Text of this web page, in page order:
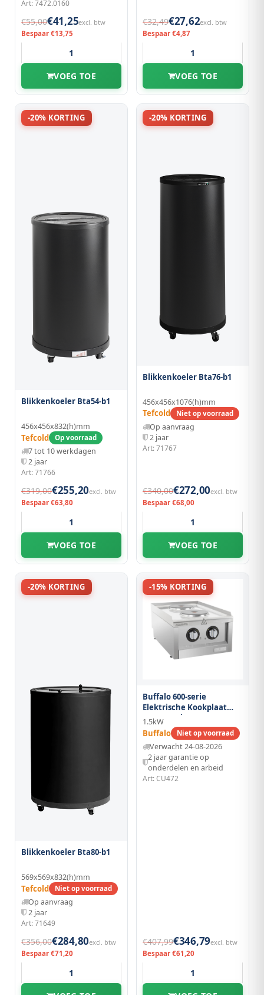
Art: 7472.0160
€55,00€41,25excl. btw
Bespaar €13,75
VOEG TOE
€32,49€27,62excl. btw
Bespaar €4,87
VOEG TOE
-20% KORTING
Blikkenkoeler Bta54-b1
456x456x832(h)mm
Tefcold Op voorraad
7 tot 10 werkdagen
2 jaar
Art: 71766
€319,00€255,20excl. btw
Bespaar €63,80
VOEG TOE
-20% KORTING
Blikkenkoeler Bta76-b1
456x456x1076(h)mm
Tefcold Niet op voorraad
Op aanvraag
2 jaar
Art: 71767
€340,00€272,00excl. btw
Bespaar €68,00
VOEG TOE
-20% KORTING
Blikkenkoeler Bta80-b1
569x569x832(h)mm
Tefcold Niet op voorraad
Op aanvraag
2 jaar
Art: 71649
€356,00€284,80excl. btw
Bespaar €71,20
-15% KORTING
Buffalo 600-serie
Elektrische Kookplaat
Met 2 Kookzones
1.5kW
Buffalo Niet op voorraad
Verwacht 24-08-2026
2 jaar garantie op
onderdelen en arbeid
Art: CU472
€407,99€346,79excl. btw
Bespaar €61,20